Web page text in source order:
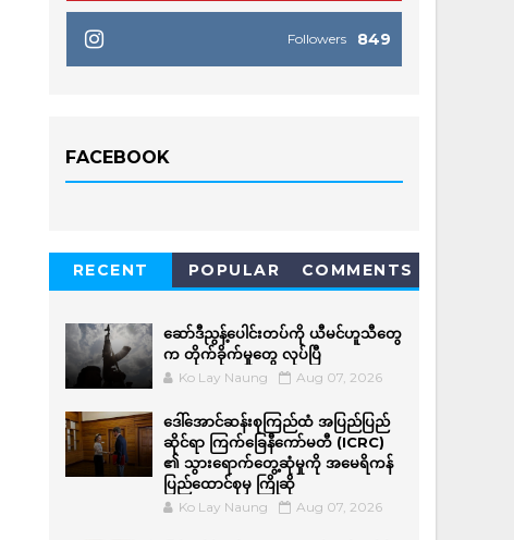
849
Followers
FACEBOOK
RECENT POPULAR COMMENTS
ဆော်ဒီညွန့်ပေါင်းတပ်ကို ယီမင်ဟူသီတွေ
က တိုက်ခိုက်မှုတွေ လုပ်ပြီ
Ko Lay Naung Aug 07, 2026
ဒေါ်အောင်ဆန်းစုကြည်ထံ အပြည်ပြည်
ဆိုင်ရာ ကြက်ခြေနီကော်မတီ (ICRC)
၏ သွားရောက်တွေ့ဆုံမှုကို အမေရိကန်
ပြည်ထောင်စုမှ ကြိုဆို
Ko Lay Naung Aug 07, 2026